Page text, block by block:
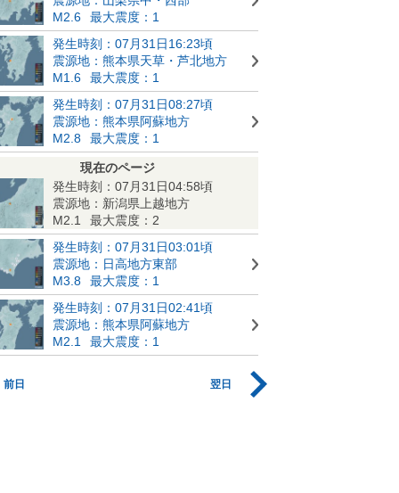
M2.6
最大震度：1
発生時刻：07月31日16:23頃
震源地：熊本県天草・芦北地方
M1.6
最大震度：1
発生時刻：07月31日08:27頃
震源地：熊本県阿蘇地方
M2.8
最大震度：1
現在のページ
発生時刻：07月31日04:58頃
震源地：新潟県上越地方
M2.1
最大震度：2
発生時刻：07月31日03:01頃
震源地：日高地方東部
M3.8
最大震度：1
発生時刻：07月31日02:41頃
震源地：熊本県阿蘇地方
M2.1
最大震度：1
前日 翌日